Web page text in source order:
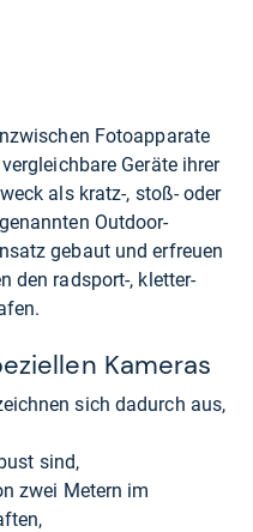
Fotoapparate
Geräte ihrer
als kratz-, stoß- oder
Outdoor-
gebaut und erfreuen
den radsport-, kletter-
Kameras
sich dadurch aus,
sind,
zwei Metern im